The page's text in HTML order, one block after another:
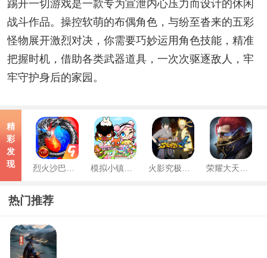
踢开一切游戏是一款专为宣泄内心压力而设计的休闲
战斗作品。操控软萌的布偶角色，与纷至沓来的五彩
怪物展开激烈对决，你需要巧妙运用角色技能，精准
把握时机，借助各类武器道具，一次次驱逐敌人，牢
牢守护身后的家园。
精
彩
发
现
烈火沙巴克中文版 模拟小镇阿凡达中文版 火影究极风暴中文版 荣耀大天使高爆版
热门推荐